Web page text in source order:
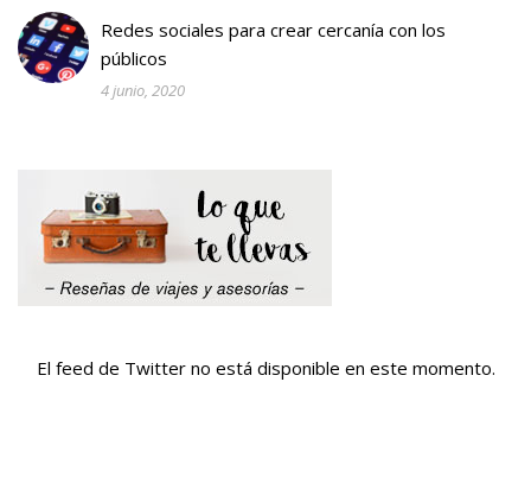
Redes sociales para crear cercanía con los
públicos
4 junio, 2020
El feed de Twitter no está disponible en este momento.